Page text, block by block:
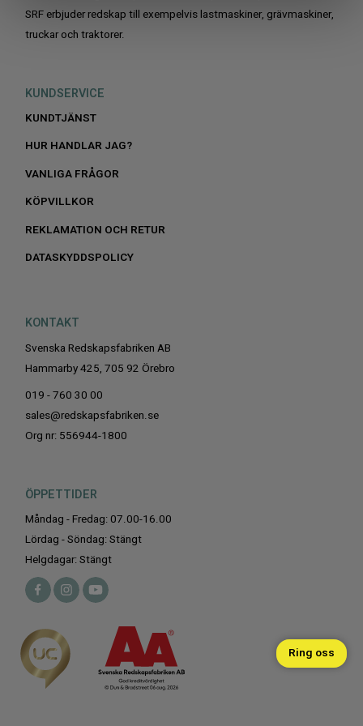
Ring oss
SRF erbjuder redskap till exempelvis lastmaskiner, grävmaskiner,
truckar och traktorer.
KUNDSERVICE
KUNDTJÄNST
HUR HANDLAR JAG?
VANLIGA FRÅGOR
KÖPVILLKOR
REKLAMATION OCH RETUR
DATASKYDDSPOLICY
KONTAKT
Svenska Redskapsfabriken AB
Hammarby 425, 705 92 Örebro
019 - 760 30 00
sales@redskapsfabriken.se
Org nr: 556944-1800
ÖPPETTIDER
Måndag - Fredag: 07.00-16.00
Lördag - Söndag: Stängt
Helgdagar: Stängt